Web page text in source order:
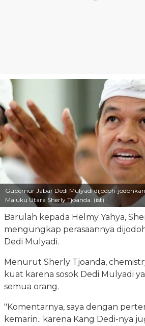
Gubernur Jabar Dedi Mulyadi dijodoh-
Maluku Utara Sherly Tjoanda. (ist)
Barulah kepada Helmy Yahya,
mengungkap perasaannya
Dedi Mulyadi.
Menurut Sherly Tjoanda,
kuat karena sosok Dedi Mulyadi
semua orang.
"Komentarnya, saya dengan
kemarin.. karena Kang Dedi-nya